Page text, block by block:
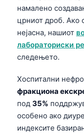
намалено
црниот дроб. Ако
нејасна, нашиот
лабораториски
следењето.
Хоспитални
фракциона
под 35%
особено ако
индексите
मराठी
తెలుగు
தமிழ்
ಕನ್ನಡ
മലയാളം
Bahasa
Tiếng Việt